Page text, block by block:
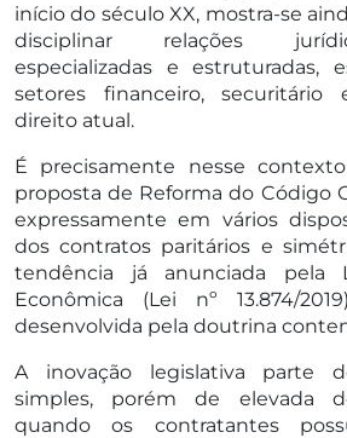
início do século XX, mostra-se
disciplinar relações
especializadas e estruturadas,
setores financeiro, securitário
direito atual.
É precisamente nesse
proposta de Reforma do Código
expressamente em vários
dos contratos paritários e
tendência já anunciada pela
Econômica (Lei nº 13.874/
desenvolvida pela doutrina
A inovação legislativa parte
simples, porém de elevada
quando os contratantes